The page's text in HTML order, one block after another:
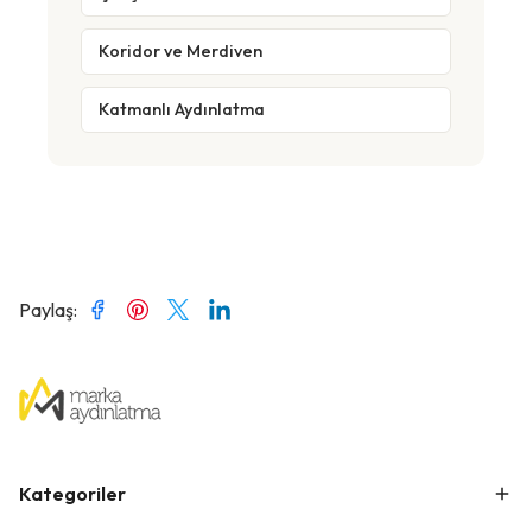
Koridor ve Merdiven
Katmanlı Aydınlatma
Paylaş:
Kategoriler